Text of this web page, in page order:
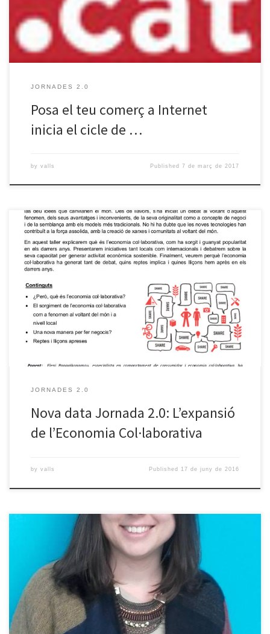
Vallsgenera i la regidoria de […]
JORNADES 2.0
Posa el teu comerç a Internet
inicia el cicle de …
by valls Published7 de març de 2017
La xerrada sobre Economia Col·laborativa, pervista per aquest
dimarts 14 de juny que vam haver de posposar per raons de força
major, es realitzarà dimarts 28 de juny a les 19 h. La ponent
encarregada de presentar el tema serà l’Eleni Papaoikonomou,
especialista en comportament del consumidor i economia
col∙laborativa. […]
JORNADES 2.0
Nova data Jornada 2.0: L’expansió
de l’Economia Col·laborativa
by valls Published 17 de juny de 2016
Dimarts 14 de juny tindrem l’última xerrada de la temporada del
cicle de Jornades 2.0 . En aquesta ocasió les Jornades 2.0 acolliran
els Dimarts Emprenedors de la URV. El tema a tractar és de màxima
actualitat: L’expansió de l’Economia Col·laborativa: noves formes
de fer negocis. En els darrers anys […]